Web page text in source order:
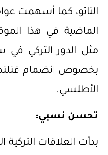
الناتو، كما أسهمت
الماضية في هذا
مثل الدور التركي في
بخصوص انضمام
الأطلسي.
تحسن نسبي:
بدأت العلاقات